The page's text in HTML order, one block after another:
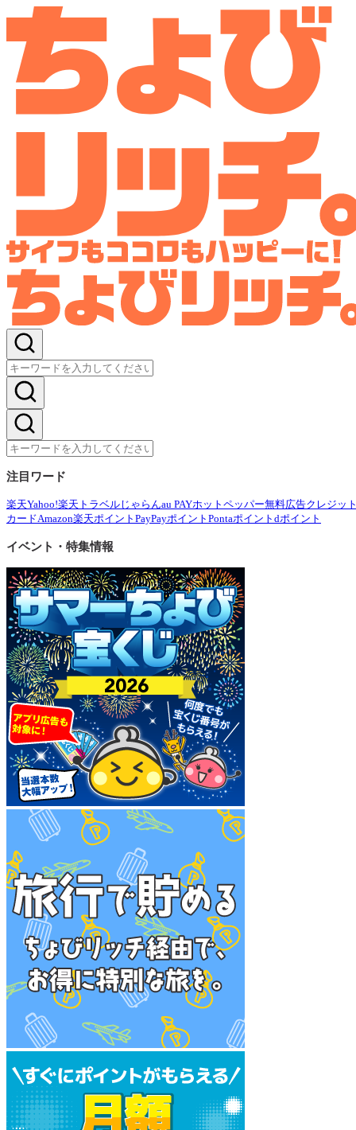
注目ワード
楽天Yahoo!楽天トラベル じゃらんau PAYホットペッパー無料広告クレジッ
カードAmazon楽天ポイント PayPayポイント Pontaポイント dポイント
イベント・特集情報